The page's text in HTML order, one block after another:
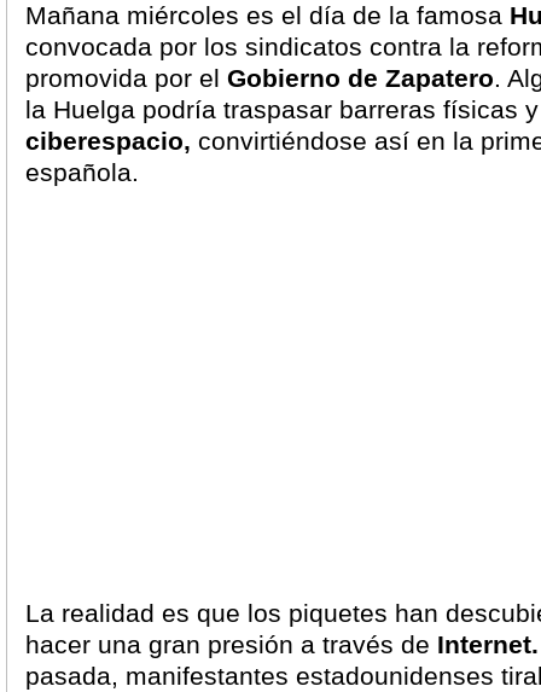
Mañana miércoles es el día de la famosa
convocada por los sindicatos contra la
promovida por el Gobierno de Zapatero.
la Huelga podría traspasar barreras físicas
ciberespacio, convirtiéndose así en la
española.
La realidad es que los piquetes han
hacer una gran presión a través de Internet.
pasada, manifestantes estadounidenses